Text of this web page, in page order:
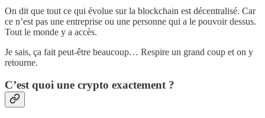
On dit que tout ce qui évolue sur la blockchain est décentralisé. Car
ce n’est pas une entreprise ou une personne qui a le pouvoir dessus.
Tout le monde y a accès.
Je sais, ça fait peut-être beaucoup… Respire un grand coup et on y
retourne.
C’est quoi une crypto exactement ?